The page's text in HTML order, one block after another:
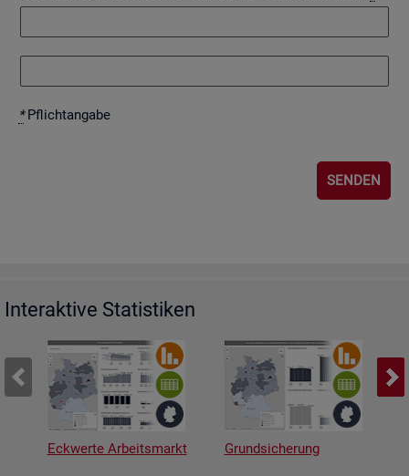
*Pflicht­an­ga­be
Interaktive Statistiken
Eckwerte Arbeitsmarkt Grundsicherung